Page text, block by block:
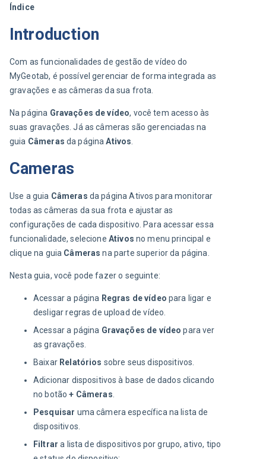
Índice
Introduction
Com as funcionalidades de gestão de vídeo do
MyGeotab, é possível gerenciar de forma integrada as
gravações e as câmeras da sua frota.
Na página Gravações de vídeo, você tem acesso às
suas gravações. Já as câmeras são gerenciadas na
guia Câmeras da página Ativos
Cameras
Use a guia Câmeras da página Ativos para monitorar
todas as câmeras da sua frota e ajustar as
configurações de cada dispositivo. Para acessar essa
funcionalidade, selecione Ativos no menu principal e
clique na guia Câmeras na parte superior da página.
Nesta guia, você pode fazer o seguinte:
Acessar a página Regras de vídeo para ligar e
desligar regras de upload de vídeo.
Acessar a página Gravações de vídeo para ver
as gravações.
Baixar Relatórios sobre seus dispositivos.
Adicionar dispositivos à base de dados clicando
no botão+ Câmeras.
Pesquisar uma câmera específica na lista de
dispositivos.
Filtrar a lista de dispositivos por grupo, ativo, tipo